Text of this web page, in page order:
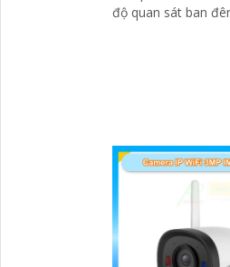
độ quan sát ban